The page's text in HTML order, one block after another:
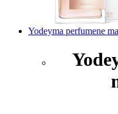
Yodeyma perfumene